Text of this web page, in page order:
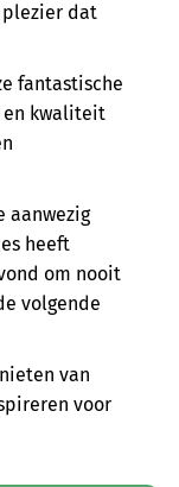
plezier dat
fantastische
en kwaliteit
aanwezig
heeft
om nooit
volgende
van
voor